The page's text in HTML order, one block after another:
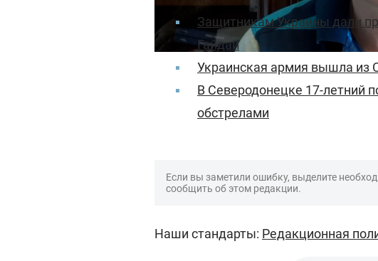
Защитникам Украины дали
Гайдай
Украинская армия вышла из
В Северодонецке 17-летний
обстрелами
Если вы заметили ошибку, выделите
сообщить об этом редакции.
Наши стандарты: Редакционная